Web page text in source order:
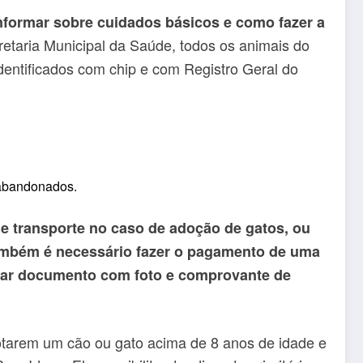
sobre cuidados básicos e como fazer a
Municipal da Saúde, todos os animais do
com chip e com Registro Geral do
transporte no caso de adoção de gatos, ou
é necessário fazer o pagamento de uma
documento com foto e comprovante de
um cão ou gato acima de 8 anos de idade e